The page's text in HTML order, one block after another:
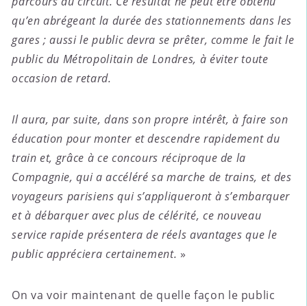
qu’en abrégeant la durée des stationnements dans les
gares ; aussi le public devra se prêter, comme le fait le
public du Métropolitain de Londres, à éviter toute
occasion de retard.
Il aura, par suite, dans son propre intérêt, à faire son
éducation pour monter et descendre rapidement du
train et, grâce à ce concours réciproque de la
Compagnie, qui a accéléré sa marche de trains, et des
voyageurs parisiens qui s’appliqueront à s’embarquer
et à débarquer avec plus de célérité, ce nouveau
service rapide présentera de réels avantages que le
public appréciera certainement. »
On va voir maintenant de quelle façon le public